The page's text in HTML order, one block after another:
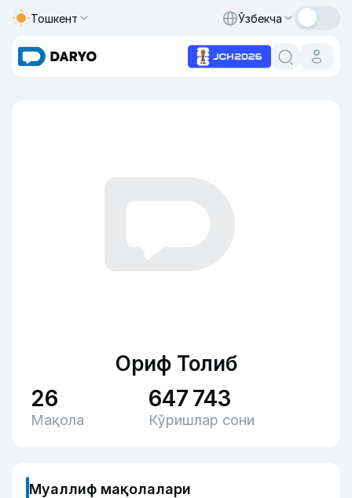
Тошкент Ўзбекча
Ориф Толиб
26
Мақола
647 743
Кўришлар сони
Муаллиф мақолалари